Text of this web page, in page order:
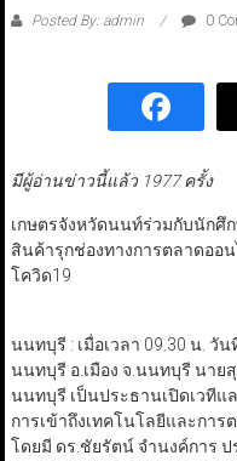
Posted By: admin 0
มีผู้อ่านข่าวนี้แล้ว 1977 ครั้ง
เกษตรจังหวัดนนท์ร่วมกับนักศึ
สินค้ารุกช่องทางการตลาดออ
โควิด19
นนทบุรี : เมื่อเวลา 09.30 น. วั
นนทบุรี อ.เมือง จ.นนทบุรี นาย
นนทบุรี เป็นประธานเปิดเวทีแ
การเข้าถึงเทคโนโลยีและการ
โดยมี ดร.ชัยรัตน์ จำนงค์การ